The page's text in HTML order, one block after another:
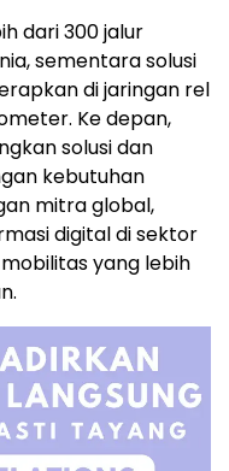
dari 300 jalur
sementara solusi
di jaringan rel
Ke depan,
solusi dan
kebutuhan
mitra global,
digital di sektor
yang lebih